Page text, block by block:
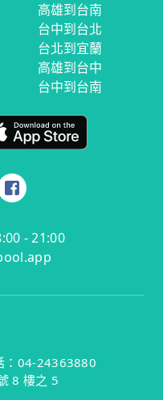
高雄到台南
台中到台北
台北到宜蘭
高雄到台中
台中到台南
- 21:00
：04-24363880
8 樓之 5